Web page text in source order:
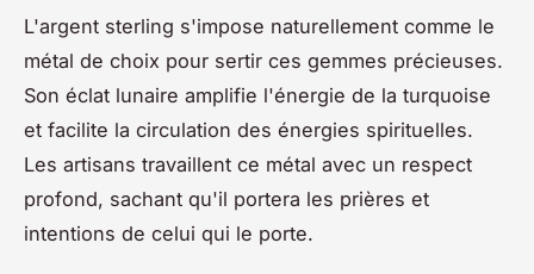
L'argent sterling s'impose naturellement comme le
métal de choix pour sertir ces gemmes précieuses.
Son éclat lunaire amplifie l'énergie de la turquoise
et facilite la circulation des énergies spirituelles.
Les artisans travaillent ce métal avec un respect
profond, sachant qu'il portera les prières et
intentions de celui qui le porte.